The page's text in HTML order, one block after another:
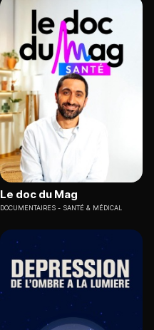
Le doc du Mag
DOCUMENTAIRES SANTÉ & MÉDICAL